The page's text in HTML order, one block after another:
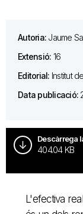
Autoria: Jaume
Extensió: 16
Editorial: Institut
Data publicació:
Descàrrega
404.04 KB
L'efectiva